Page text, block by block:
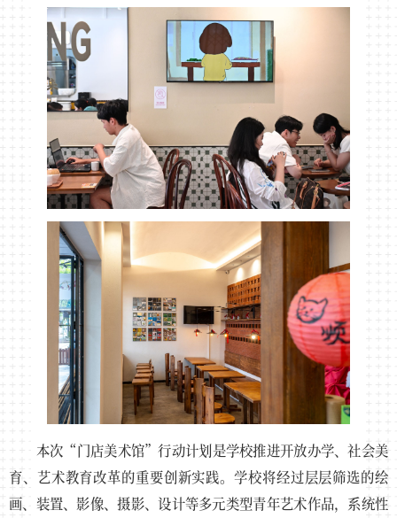
本次“门店美术馆”行动计划是学校推进开放办学、社会美
育、艺术教育改革的重要创新实践。学校将经过层层筛选的绘
画、装置、影像、摄影、设计等多元类型青年艺术作品，系统性